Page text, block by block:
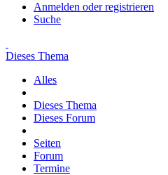
Anmelden oder registrieren
Suche
Dieses Thema
Alles
Dieses Thema
Dieses Forum
Seiten
Forum
Termine